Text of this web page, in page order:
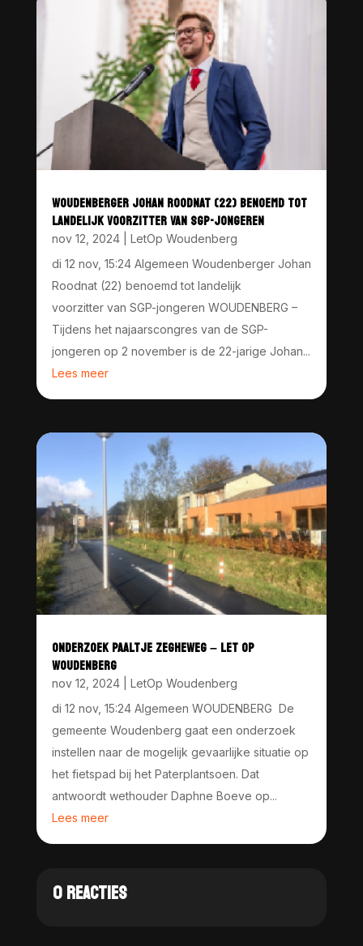
WOUDENBERGER JOHAN ROODNAT (22) BENOEMD TOT
LANDELIJK VOORZITTER VAN SGP-JONGEREN
nov 12, 2024| LetOp Woudenberg
di 12 nov, 15:24 Algemeen Woudenberger Johan
Roodnat (22) benoemd tot landelijk
voorzitter van SGP-jongeren WOUDENBERG –
Tijdens het najaarscongres van de SGP-
jongeren op 2 november is de 22-jarige Johan...
Lees meer
ONDERZOEK PAALTJE ZEGHEWEG – LET OP
WOUDENBERG
nov 12, 2024| LetOp Woudenberg
di 12 nov, 15:24 Algemeen WOUDENBERG De
gemeente Woudenberg gaat een onderzoek
instellen naar de mogelijk gevaarlijke situatie op
het fietspad bij het Paterplantsoen. Dat
antwoordt wethouder Daphne Boeve op...
Lees meer
0 REACTIES